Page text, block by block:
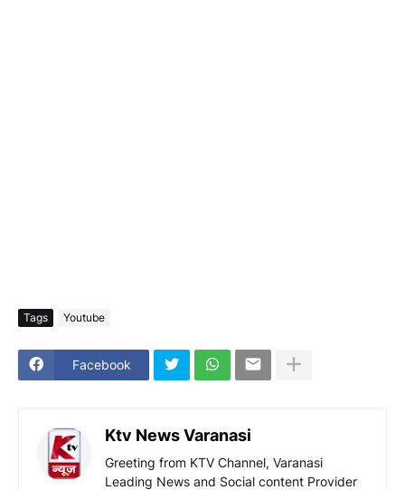
Tags Youtube
Facebook
Ktv News Varanasi
Greeting from KTV Channel, Varanasi
Leading News and Social content Provider